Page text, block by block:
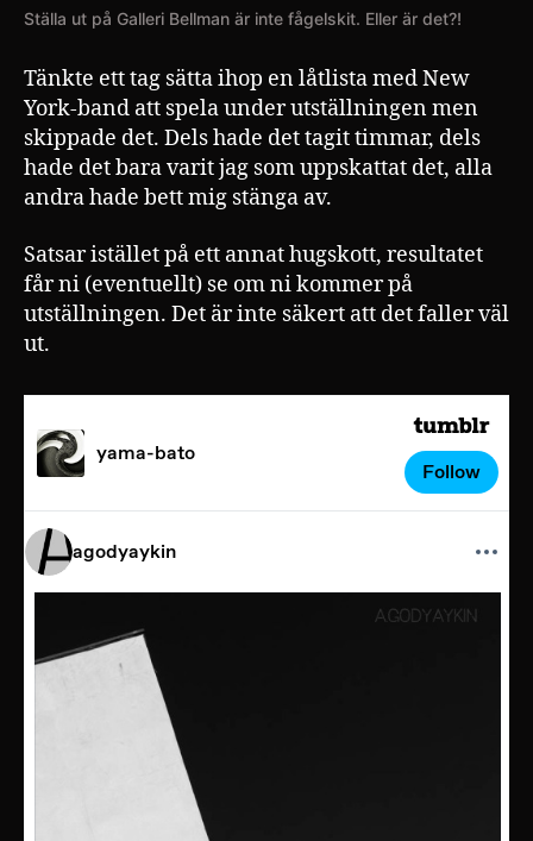
Ställa ut på Galleri Bellman är inte fågelskit. Eller är det?!
Tänkte ett tag sätta ihop en låtlista med New
York-band att spela under utställningen men
skippade det. Dels hade det tagit timmar, dels
hade det bara varit jag som uppskattat det, alla
andra hade bett mig stänga av.
Satsar istället på ett annat hugskott, resultatet
får ni (eventuellt) se om ni kommer på
utställningen. Det är inte säkert att det faller väl
ut.